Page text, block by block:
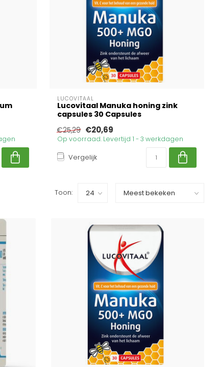
LUCOVITAAL
Lucovitaal Manuka honing zink
capsules 30 Capsules
€25,29 €20,69
Op voorraad. Levertijd 1 - 3 werkdagen
Vergelijk
Toon: